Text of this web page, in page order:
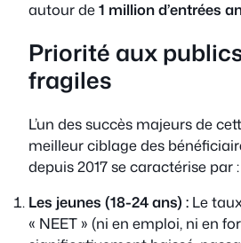
autour de1 million d’entrées
Priorité aux
fragiles
L’un des succès majeurs de
meilleur ciblage des
depuis 2017 se caractérise par :
Les jeunes (18-24 ans) : Le
« NEET » (ni en emploi, ni en